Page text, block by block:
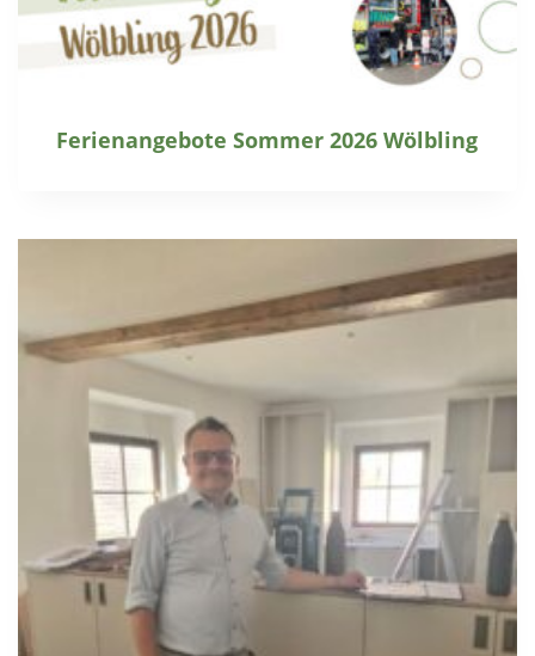
Ferienangebote Sommer 2026 Wölbling